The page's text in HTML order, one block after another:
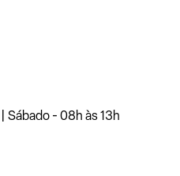
Sábado - 08h às 13h